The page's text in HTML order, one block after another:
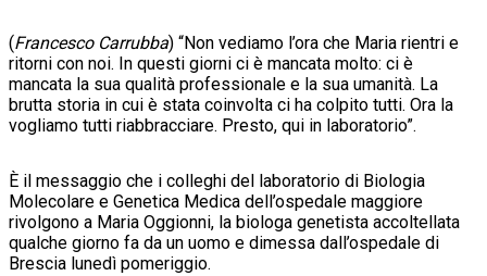
(Francesco Carrubba) “Non vediamo l’ora che Maria rientri e
ritorni con noi. In questi giorni ci è mancata molto: ci è
mancata la sua qualità professionale e la sua umanità. La
brutta storia in cui è stata coinvolta ci ha colpito tutti. Ora la
vogliamo tutti riabbracciare. Presto, qui in laboratorio”.
È il messaggio che i colleghi del laboratorio di Biologia
Molecolare e Genetica Medica dell’ospedale maggiore
rivolgono a Maria Oggionni, la biologa genetista accoltellata
qualche giorno fa da un uomo e dimessa dall’ospedale di
Brescia lunedì pomeriggio.